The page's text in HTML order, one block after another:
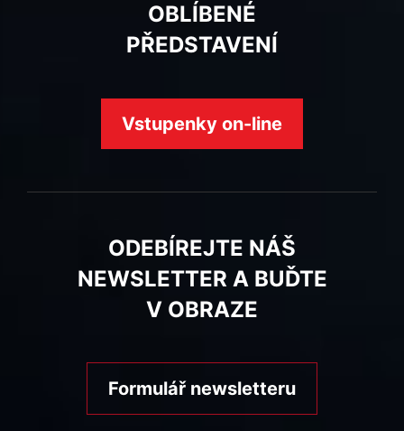
OBLÍBENÉ
PŘEDSTAVENÍ
Vstupenky on-line
ODEBÍREJTE NÁŠ
NEWSLETTER A BUĎTE
V OBRAZE
Formulář newsletteru